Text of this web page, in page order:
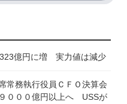
億円に増 実力値は減少
常務執行役員ＣＦＯ決算会
０００億円以上へ USSが